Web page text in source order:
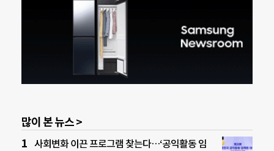
많이 본 뉴스 >
사회변화 이끈 프로그램 찾는다…‘공익활동 임